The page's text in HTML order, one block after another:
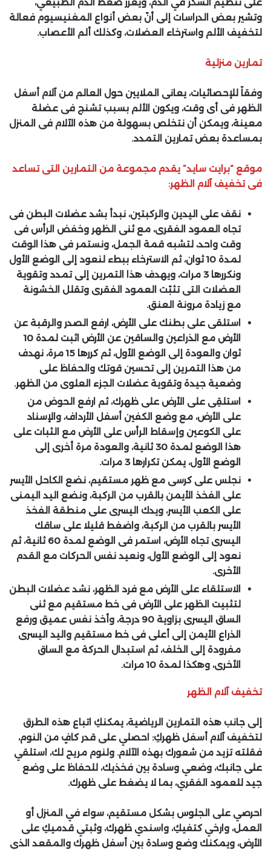
وتشير بعض الدراسات إلى أنّ بعض أنواع المغنيسيوم فعالة
لتخفيف الألم واسترخاء العضلات، وكذلك ألم الأعصاب.
تمارين منزلية
وفقاً للإحصائيات، يعانى الملايين حول العالم من آلام أسفل
الظهر فى أى وقت، ويكون الألم بسبب تشنج فى عضلة
معينة، ويمكن أن نتخلص بسهولة من هذه الآلام فى المنزل
بمساعدة بعض تمارين التمدد.
موقع “برايت سايد” يقدم مجموعة من التمارين التى تساعد
فى تخفيف آلام الظهر:
نقف على اليدين والركبتين، نبدأ بشد عضلات البطن فى
تجاه العمود الفقرى، مع ثنى الظهر وخفض الرأس فى
وقت واحد، لتشبه قمة الجمل، ونستمر فى هذا الوقت
لمدة 10 ثوان، ثم الاسترخاء ببطء لنعود إلى الوضع الأول
ونكررها 3 مرات، ويهدف هذا التمرين إلى تمدد وتقوية
العضلات التى تثبّت العمود الفقرى وتقلل الخشونة
مع زيادة مرونة العنق.
استلقى على بطنك على الأرض، ارفع الصدر والرقبة عن
الأرض مع الذراعين والساقين عن الأرض اثبت لمدة 10
ثوان والعودة إلى الوضع الأول، ثم كررها 15 مرة، نهدف
من هذا التمرين إلى تحسين قوتك والحفاظ على
وضعية جيدة وتقوية عضلات الجزء العلوى من الظهر.
استلقِى على الأرض على ظهرك، ثم ارفع الحوض من
على الأرض، مع وضع الكفين أسفل الأرداف، والإسناد
على الكوعين وإسقاط الرأس على الأرض مع الثبات على
هذا الوضع لمدة 30 ثانية، والعودة مرة أخرى إلى
الوضع الأول، يمكن تكرارها 3 مرات.
نجلس على كرسى مع ظهر مستقيم، نضع الكاحل الأيسر
على الفخذ الأيمن بالقرب من الركبة، ونضع اليد اليمنى
على الكعب الأيسر، ويدك اليسرى على منطقة الفخذ
الأيسر بالقرب من الركبة، واضغط قليلا على ساقك
اليسرى تجاه الأرض، استمر فى الوضع لمدة 60 ثانية، ثم
نعود إلى الوضع الأول، ونعيد نفس الحركات مع القدم
الأخرى.
الاستلقاء على الأرض مع فرد الظهر، نشد عضلات البطن
لتثبيت الظهر على الأرض فى خط مستقيم مع ثنى
الساق اليسرى بزاوية 90 درجة، وأخذ نفس عميق ورفع
الذراع الأيمن إلى أعلى فى خط مستقيم واليد اليسرى
مفرودة إلى الخلف، ثم استبدال الحركة مع الساق
الأخرى، وهكذا لمدة 10 مرات.
تخفيف آلام الظهر
إلى جانب هذه التمارين الرياضية، يمكنكِ اتباع هذه الطرق
لتخفيف آلام أسفل ظهركِ: احصلي على قدر كافٍ من النوم،
فقلته تزيد من شعورك بهذه الآلام. ولنوم مريح لك، استلقي
على جانبك، وضعي وسادة بين فخذيك، للحفاظ على وضع
جيد للعمود الفقري، بما لا يضغط على ظهرك.
احرصي على الجلوس بشكل مستقيم، سواء في المنزل أو
العمل، وارخي كتفيكِ، واسندي ظهرك، وثبتي قدميكِ على
الأرض، ويمكنك وضع وسادة بين أسفل ظهرك والمقعد الذي